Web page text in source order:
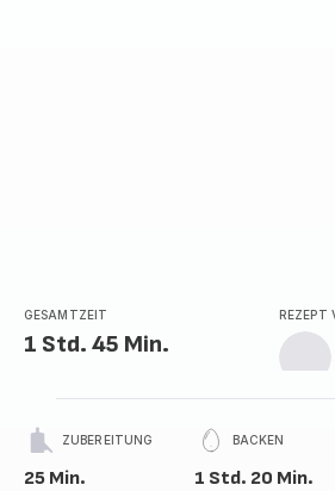
GESAMTZEIT
1 Std. 45 Min.
REZEPT
ZUBEREITUNG
25 Min.
BACKEN
1 Std. 20 Min.